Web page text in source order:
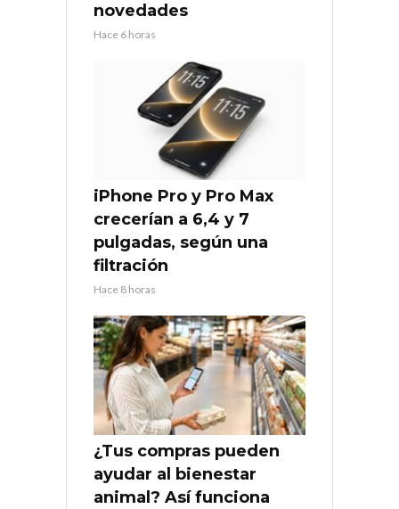
novedades
Hace 6 horas
iPhone Pro y Pro Max
crecerían a 6,4 y 7
pulgadas, según una
filtración
Hace 8 horas
¿Tus compras pueden
ayudar al bienestar
animal? Así funciona